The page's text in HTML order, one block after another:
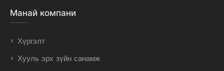
Манай компани
Хүргэлт
Хууль эрх зүйн санамж